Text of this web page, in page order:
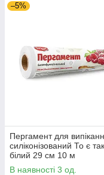
–5%
Пергамент для
силіконізований То є так
білий 29 см 10 м
В наявності 3 од.